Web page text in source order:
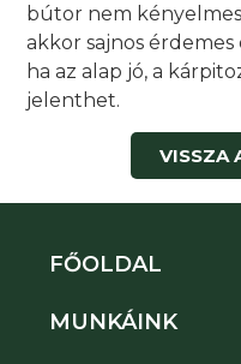
bútor nem
akkor sajnos
ha az alap jó, a
jelenthet.
VISSZA
FŐOLDAL
MUNKÁINK